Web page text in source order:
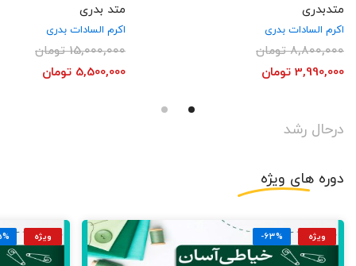
متدبدری
اکرم السادات بدری
8,800,000 تومان
3,990,000 تومان
متد بدری
اکرم السادات بدری
15,000,000 تومان
5,500,000 تومان
درحال رشد
دوره های ویژه
ویژه -63% ویژه